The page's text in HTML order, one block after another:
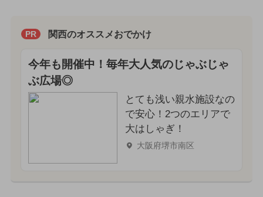
PR 関西のオススメおでかけ
今年も開催中！毎年大人気のじゃぶじゃ
ぶ広場◎
とても浅い親水施設なの
で安心！2つのエリアで
大はしゃぎ！
大阪府堺市南区